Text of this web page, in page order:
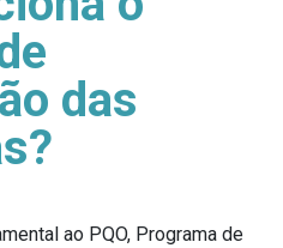
das
ao PQO, Programa de